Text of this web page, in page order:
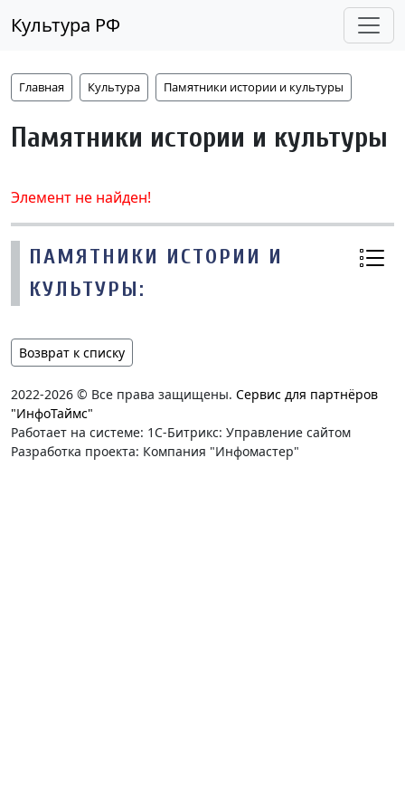
Культура РФ
Главная Культура Памятники истории и культуры
Памятники истории и культуры
Элемент не найден!
ПАМЯТНИКИ ИСТОРИИ И
КУЛЬТУРЫ:
Возврат к списку
2022-2026 © Все права защищены. Сервис для партнёров
"ИнфоТаймс"
Работает на системе: 1С-Битрикс: Управление сайтом
Разработка проекта: Компания "Инфомастер"